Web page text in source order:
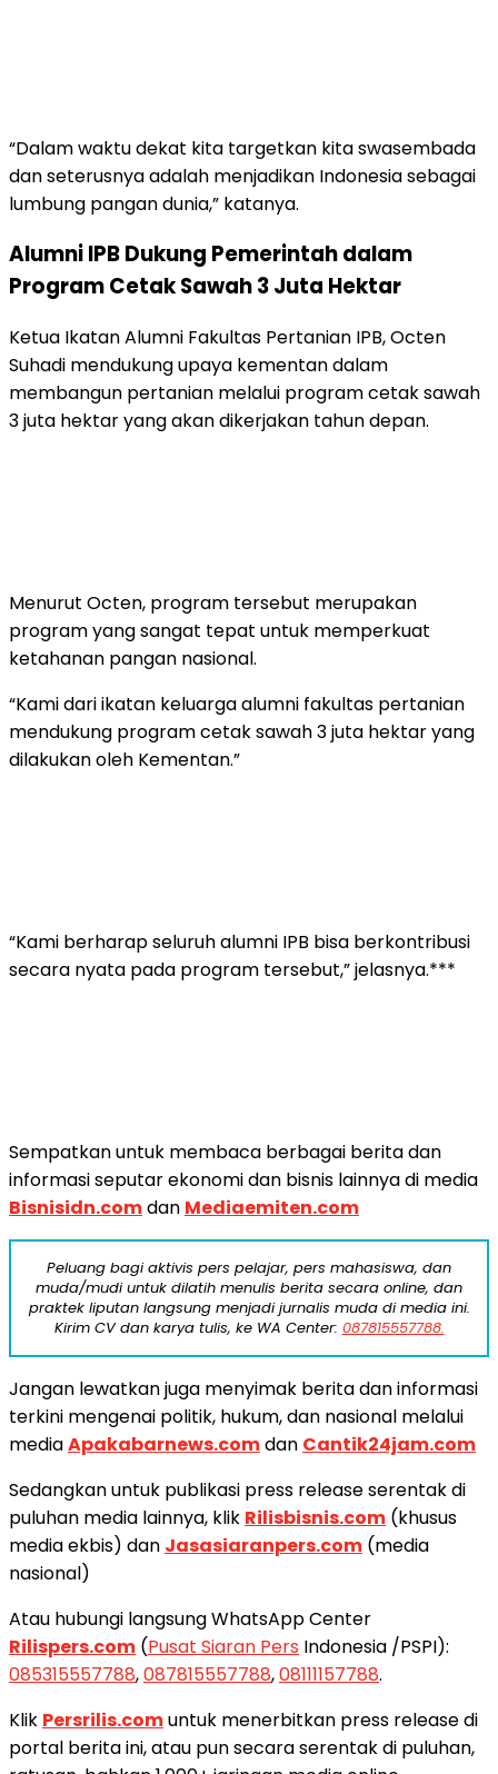
“Dalam waktu dekat kita targetkan kita swasembada
dan seterusnya adalah menjadikan Indonesia sebagai
lumbung pangan dunia,” katanya.
Alumni IPB Dukung Pemerintah dalam
Program Cetak Sawah 3 Juta Hektar
Ketua Ikatan Alumni Fakultas Pertanian IPB, Octen
Suhadi mendukung upaya kementan dalam
membangun pertanian melalui program cetak sawah
3 juta hektar yang akan dikerjakan tahun depan.
Menurut Octen, program tersebut merupakan
program yang sangat tepat untuk memperkuat
ketahanan pangan nasional.
“Kami dari ikatan keluarga alumni fakultas pertanian
mendukung program cetak sawah 3 juta hektar yang
dilakukan oleh Kementan.”
“Kami berharap seluruh alumni IPB bisa berkontribusi
secara nyata pada program tersebut,” jelasnya.***
Sempatkan untuk membaca berbagai berita dan
informasi seputar ekonomi dan bisnis lainnya di media
Bisnisidn.comdan Mediaemiten.com
Peluang bagi aktivis pers pelajar, pers mahasiswa, dan
muda/mudi untuk dilatih menulis berita secara online, dan
praktek liputan langsung menjadi jurnalis muda di media ini.
Kirim CV dan karya tulis, ke WA Center: 087815557788.
Jangan lewatkan juga menyimak berita dan informasi
terkini mengenai politik, hukum, dan nasional melalui
mediaApakabarnews.comdan Cantik24jam.com
Sedangkan untuk publikasi press release serentak di
puluhan media lainnya, klik Rilisbisnis.com (khusus
media ekbis) dan Jasasiaranpers.com (media
nasional)
Atau hubungi langsung WhatsApp Center
Rilispers.com (Pusat Siaran Pers Indonesia /PSPI):
085315557788,087815557788,08111157788.
Klik Persrilis.comuntuk menerbitkan press release di
portal berita ini, atau pun secara serentak di puluhan,